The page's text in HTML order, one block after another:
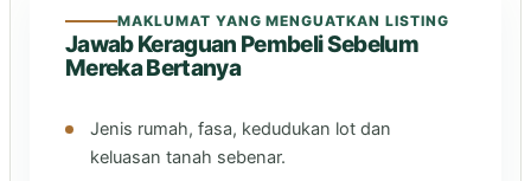
MAKLUMAT YANG MENGUATKAN LISTING
Jawab Keraguan Pembeli Sebelum
Mereka Bertanya
Jenis rumah, fasa, kedudukan lot dan
keluasan tanah sebenar.